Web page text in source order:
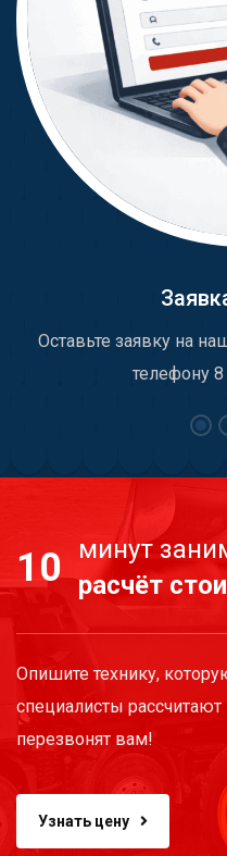
Оставьте заявку на
телефону
10
минут
расчёт
Опишите технику,
специалисты
перезвонят вам!
Узнать цену